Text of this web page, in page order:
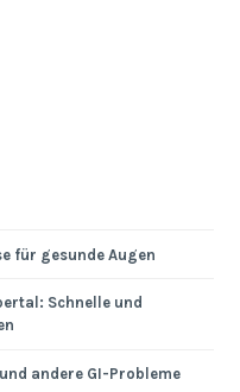
für gesunde Augen
Schnelle und
andere GI-Probleme